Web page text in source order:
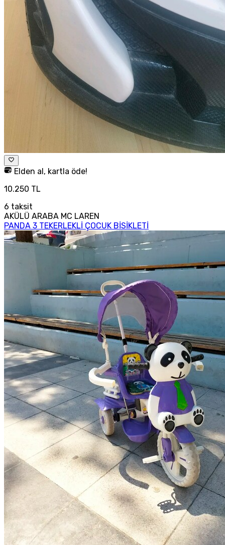
Elden al, kartla öde!
10.250 TL
6 taksit
AKÜLÜ ARABA MC LAREN
PANDA 3 TEKERLEKLİ ÇOCUK BİSİKLETİ